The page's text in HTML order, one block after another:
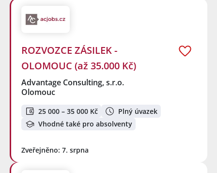
ROZVOZCE ZÁSILEK -
OLOMOUC (až 35.000 Kč)
Advantage Consulting, s.r.o.
Olomouc
25 000 – 35 000 Kč
Plný úvazek
Vhodné také pro absolventy
Zveřejněno: 7. srpna